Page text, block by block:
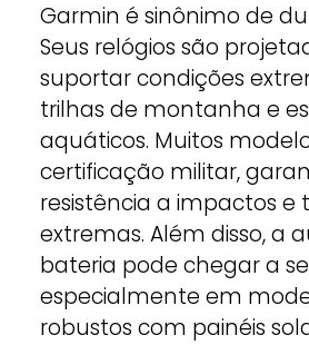
Garmin é sinônimo de
Seus relógios são
suportar condições
trilhas de montanha e
aquáticos. Muitos
certificação militar,
resistência a impactos
extremas. Além disso, a
bateria pode chegar a
especialmente em
robustos com painéis